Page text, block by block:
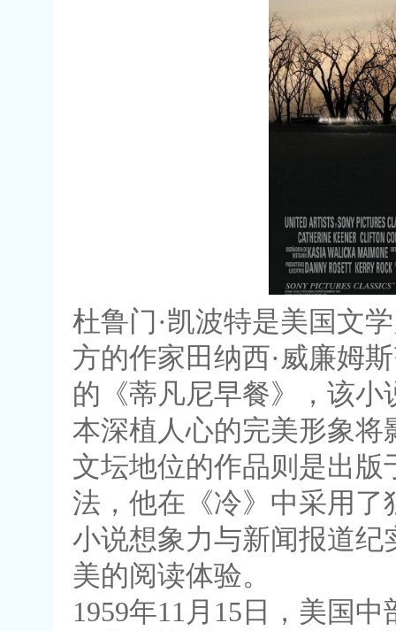
杜鲁门·凯波特是美国文
方的作家田纳西·威廉姆
的《蒂凡尼早餐》，该小
本深植人心的完美形象
文坛地位的作品则是出版
法，他在《冷》中采用了
小说想象力与新闻报道
美的阅读体验。
1959年11月15日，美国